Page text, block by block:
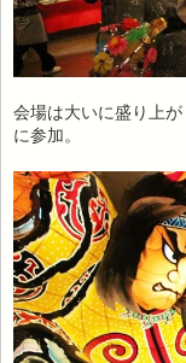
会場は大いに盛り上
に参加。